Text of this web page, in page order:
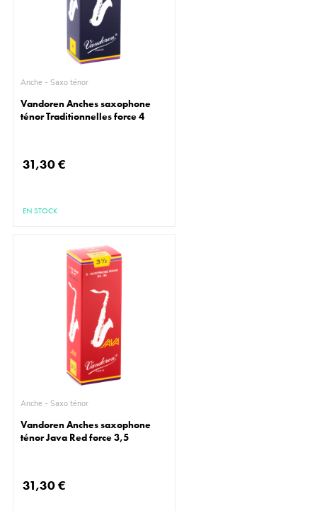
Anche - Saxo ténor
Vandoren Anches saxophone
ténor Traditionnelles force 4
31,30 €
EN STOCK
Anche - Saxo ténor
Vandoren Anches saxophone
ténor Java Red force 3,5
31,30 €